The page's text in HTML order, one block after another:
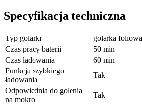
Specyfikacja techniczna
Typ golarki
golarka foliowa
Czas pracy baterii
50 min
Czas ładowania
60 min
Funkcja szybkiego
ładowania
Tak
Odpowiednia do golenia
na mokro
Tak